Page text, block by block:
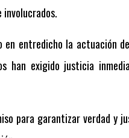
involucrados.
entredicho la actuación
han exigido justicia
para garantizar verdad y